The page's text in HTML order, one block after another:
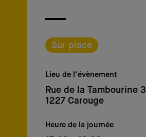
Sur place
Lieu de l‘évènement
Rue de la Tambourine 3
1227 Carouge
Heure de la journée